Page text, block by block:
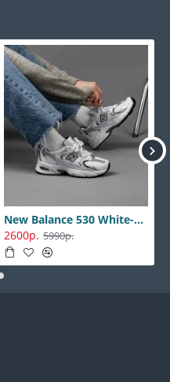
New Balance 530 White-Silver
2600р. 5990р.